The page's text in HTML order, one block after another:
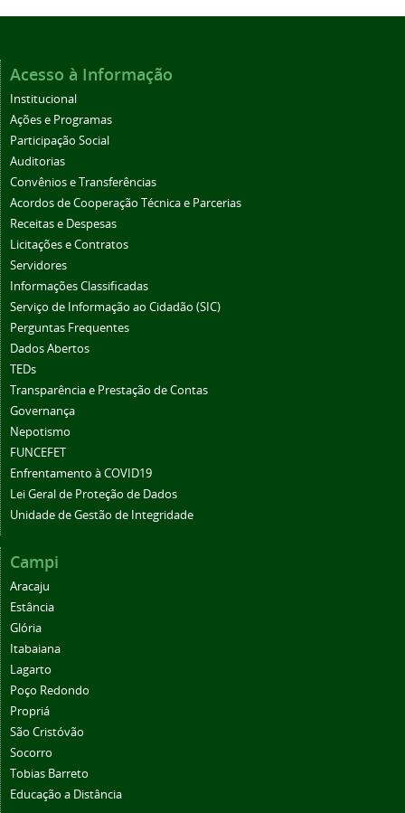
Acesso à Informação
Institucional
Ações e Programas
Participação Social
Auditorias
Convênios e Transferências
Acordos de Cooperação Técnica e Parcerias
Receitas e Despesas
Licitações e Contratos
Servidores
Informações Classificadas
Serviço de Informação ao Cidadão (SIC)
Perguntas Frequentes
Dados Abertos
TEDs
Transparência e Prestação de Contas
Governança
Nepotismo
FUNCEFET
Enfrentamento à COVID19
Lei Geral de Proteção de Dados
Unidade de Gestão de Integridade
Campi
Aracaju
Estância
Glória
Itabaiana
Lagarto
Poço Redondo
Propriá
São Cristóvão
Socorro
Tobias Barreto
Educação a Distância